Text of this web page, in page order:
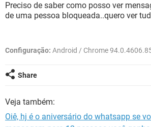
INSTAGRAM GMAIL
OUTLOOK EXCEL
GUIA DE COMPRAS
Preciso de saber como posso ver
de uma pessoa bloqueada..quero ver
Configuração: Android / Chrome
Share
Veja também:
Oiê, hj é o aniversário do whatsapp se